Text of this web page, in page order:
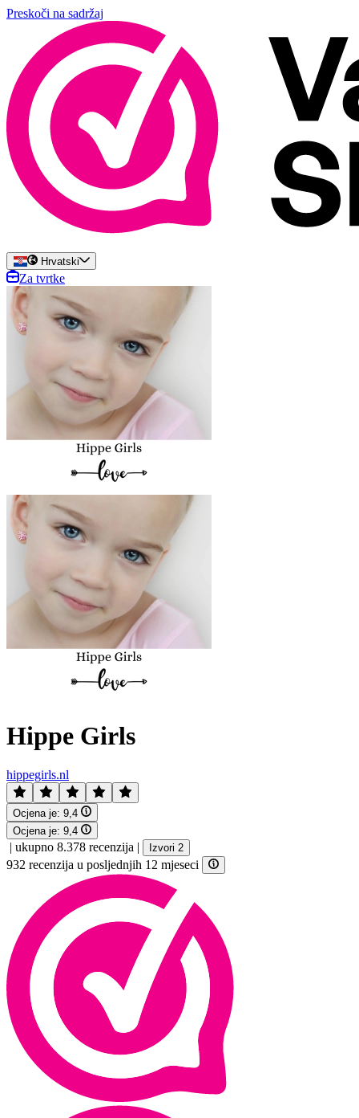
Preskoči na sadržaj
Hrvatski
Za tvrtke
Hippe Girls
hippegirls.nl
Ocjena je: 9,4
Ocjena je: 9,4
| ukupno 8.378 recenzija | Izvori 2
932 recenzija u posljednjih 12 mjeseci